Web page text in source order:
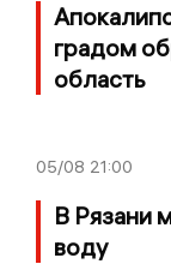
градом
область
05/08 21:00
В Рязани
воду